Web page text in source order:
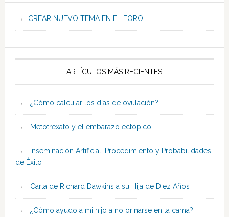
CREAR NUEVO TEMA EN EL FORO
ARTÍCULOS MÁS RECIENTES
¿Cómo calcular los días de ovulación?
Metotrexato y el embarazo ectópico
Inseminación Artificial: Procedimiento y Probabilidades
de Éxito
Carta de Richard Dawkins a su Hija de Diez Años
¿Cómo ayudo a mi hijo a no orinarse en la cama?